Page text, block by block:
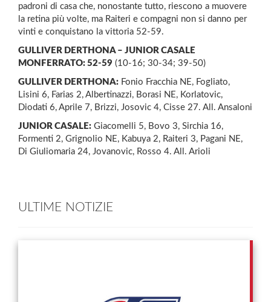
padroni di casa che, nonostante tutto, riescono a muovere
la retina più volte, ma Raiteri e compagni non si danno per
vinti e conquistano la vittoria 52-59.
GULLIVER DERTHONA – JUNIOR CASALE
MONFERRATO: 52-59 (10-16; 30-34; 39-50)
GULLIVER DERTHONA: Fonio Fracchia NE, Fogliato,
Lisini 6, Farias 2, Albertinazzi, Borasi NE, Korlatovic,
Diodati 6, Aprile 7, Brizzi, Josovic 4, Cisse 27. All. Ansaloni
JUNIOR CASALE: Giacomelli 5, Bovo 3, Sirchia 16,
Formenti 2, Grignolio NE, Kabuya 2, Raiteri 3, Pagani NE,
Di Giuliomaria 24, Jovanovic, Rosso 4. All. Arioli
ULTIME NOTIZIE